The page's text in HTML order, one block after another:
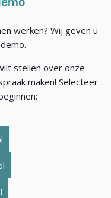
werken? Wij geven u
stellen over onze
maken! Selecteer